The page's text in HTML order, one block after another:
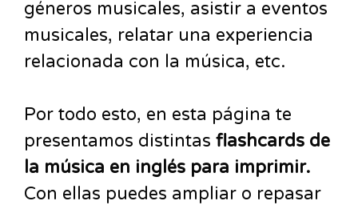
géneros musicales, asistir a eventos
musicales, relatar una experiencia
relacionada con la música, etc.
Por todo esto, en esta página te
presentamos distintas flashcards de
la música en inglés para imprimir.
Con ellas puedes ampliar o repasar